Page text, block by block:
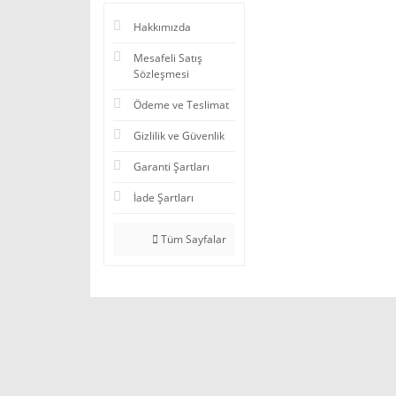
Hakkımızda
Mesafeli Satış
Sözleşmesi
Ödeme ve Teslimat
Gizlilik ve Güvenlik
Garanti Şartları
İade Şartları
Tüm Sayfalar